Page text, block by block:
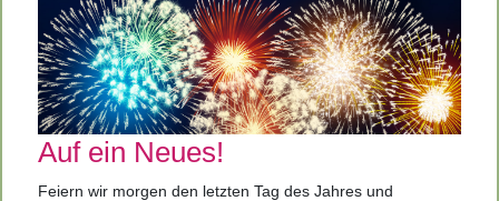
Auf ein Neues!
Feiern wir morgen den letzten Tag des Jahres und